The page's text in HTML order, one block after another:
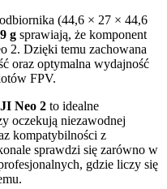
(44,6 × 27 × 44,6
g sprawiają, że komponent
2. Dzięki temu zachowana
oraz optymalna wydajność
FPV.
Neo 2 to idealne
oczekują niezawodnej
kompatybilności z
sprawdzi się zarówno w
gdzie liczy się